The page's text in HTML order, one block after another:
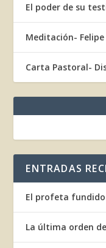
El poder de su
Meditación-
Carta Pastoral-
ENTRADAS
El profeta fundido
La última orden